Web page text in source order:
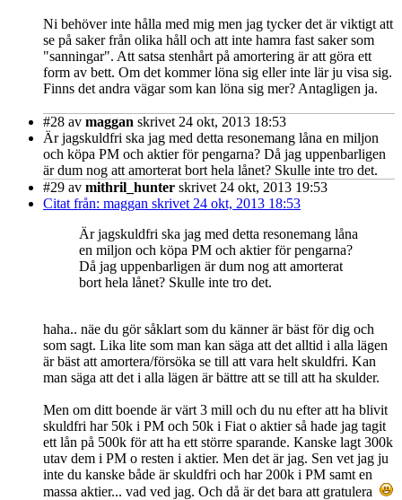
Ni behöver inte hålla med mig men jag tycker det är viktigt att
se på saker från olika håll och att inte hamra fast saker som
"sanningar". Att satsa stenhårt på amortering är att göra ett
form av bett. Om det kommer löna sig eller inte lär ju visa sig.
Finns det andra vägar som kan löna sig mer? Antagligen ja.
#28 av maggan skrivet 24 okt, 2013 18:53
Är jagskuldfri ska jag med detta resonemang låna en miljon
och köpa PM och aktier för pengarna? Då jag uppenbarligen
är dum nog att amorterat bort hela lånet? Skulle inte tro det.
#29 av mithril_hunter skrivet 24 okt, 2013 19:53
Citat från: maggan skrivet 24 okt, 2013 18:53
Är jagskuldfri ska jag med detta resonemang låna
en miljon och köpa PM och aktier för pengarna?
Då jag uppenbarligen är dum nog att amorterat
bort hela lånet? Skulle inte tro det.
haha.. näe du gör såklart som du känner är bäst för dig och
som sagt. Lika lite som man kan säga att det alltid i alla lägen
är bäst att amortera/försöka se till att vara helt skuldfri. Kan
man säga att det i alla lägen är bättre att se till att ha skulder.
Men om ditt boende är värt 3 mill och du nu efter att ha blivit
skuldfri har 50k i PM och 50k i Fiat o aktier så hade jag tagit
ett lån på 500k för att ha ett större sparande. Kanske lagt 300k
utav dem i PM o resten i aktier. Men det är jag. Sen vet jag ju
inte du kanske både är skuldfri och har 200k i PM samt en
massa aktier... vad ved jag. Och då är det bara att gratulera